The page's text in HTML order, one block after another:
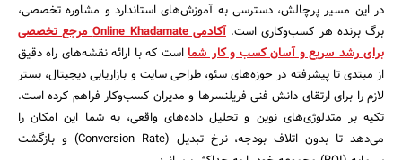
در این مسیر پرچالش، دسترسی به آموزش‌های استاندارد و مشاوره تخصصی،
برگ برنده هر کسب‌وکاری است.
آکادمی Online Khadamate مرجع تخصصی
برای رشد سریع و آسان کسب و کار شمااست که با ارائه نقشه‌های راه دقیق
از مبتدی تا پیشرفته در حوزه‌های سئو، طراحی سایت و بازاریابی دیجیتال، بستر
لازم را برای ارتقای دانش فنی فریلنسرها و مدیران کسب‌وکار فراهم کرده است.
تکیه بر متدلوژی‌های نوین و تحلیل داده‌های واقعی، به شما این امکان را
می‌دهد تا بدون اتلاف بودجه، نرخ تبدیل (Conversion Rate) و بازگشت